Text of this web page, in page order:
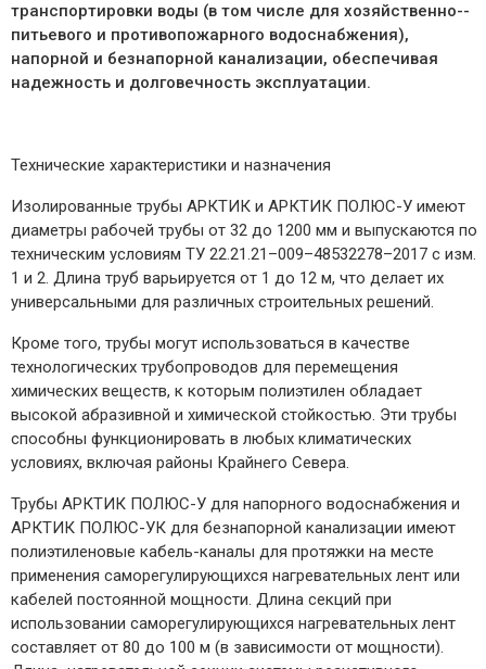
транспортировки воды (в том числе для хозяйственно-­
питьевого и противопожарного водоснабжения),
напорной и безнапорной канализации, обеспечивая
надежность и долговечность эксплуатации.
Технические характеристики и назначения
Изолированные трубы АРКТИК и АРКТИК ПОЛЮС-У имеют
диаметры рабочей трубы от 32 до 1200 мм и выпускаются по
техническим условиям ТУ 22.21.21–009–48532278–2017 с изм.
1 и 2. Длина труб варьируется от 1 до 12 м, что делает их
универсальными для различных строительных решений.
Кроме того, трубы могут использоваться в качестве
технологических трубопроводов для перемещения
химических веществ, к которым полиэтилен обладает
высокой абразивной и химической стойкостью. Эти трубы
способны функционировать в любых климатических
условиях, включая районы Крайнего Севера.
Трубы АРКТИК ПОЛЮС-У для напорного водоснабжения и
АРКТИК ПОЛЮС-УК для безнапорной канализации имеют
полиэтиленовые кабель-каналы для протяжки на месте
применения саморегулирующихся нагревательных лент или
кабелей постоянной мощности. Длина секций при
использовании саморегулирующихся нагревательных лент
составляет от 80 до 100 м (в зависимости от мощности).